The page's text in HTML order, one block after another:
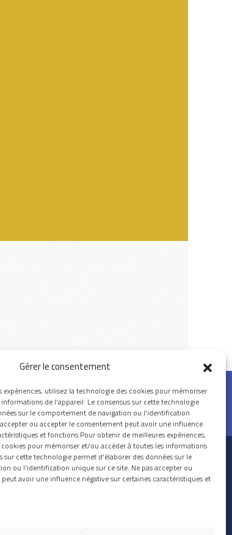
Gérer le consentement
utilisez la technologie des cookies pour mémoriser
de l'appareil. Le consensus sur cette technologie
sur le comportement de navigation ou l'identification
ou accepter le consentement peut avoir une influence
et fonctions.Pour obtenir de meilleures expériences,
pour mémoriser et/ou accéder à toutes les informations
sur cette technologie permet d'élaborer des données sur le
ou l'identification unique sur ce site. Ne pas accepter ou
avoir une influence négative sur certaines caractéristiques et
© 2026 PALAZZO LA ROCCA